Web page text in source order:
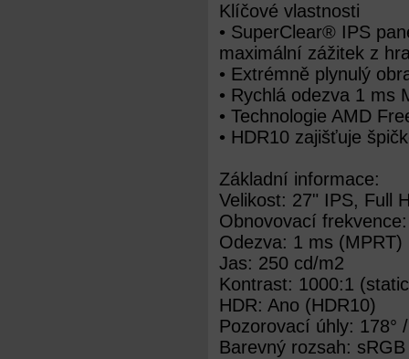
Klíčové vlastnosti
• SuperClear® IPS
maximální zážitek z
• Extrémně plynulý
• Rychlá odezva 1 ms
• Technologie AMD
• HDR10 zajišťuje
Základní informace:
Velikost: 27" IPS, Full
Obnovovací
Odezva: 1 ms (MPRT)
Jas: 250 cd/m2
Kontrast: 1000:1
HDR: Ano (HDR10)
Pozorovací úhly: 178°
Barevný rozsah: